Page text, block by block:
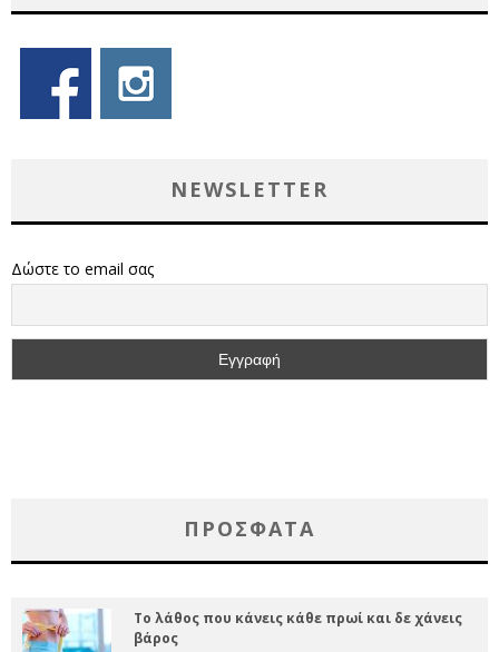
NEWSLETTER
Δώστε το email σας
ΠΡΌΣΦΑΤΑ
Το λάθος που κάνεις κάθε πρωί και δε χάνεις
βάρος